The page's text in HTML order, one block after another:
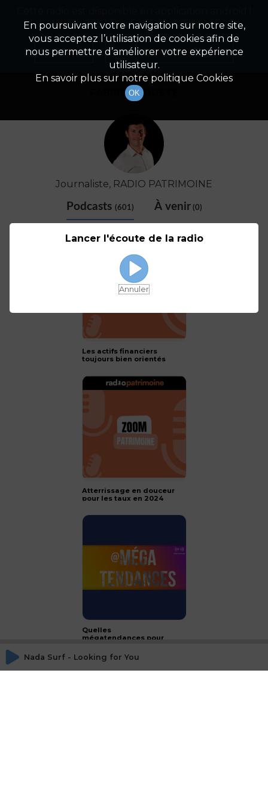
Détail De L'animateur
FABRICE COUSTE
Journaliste, RADIO PATRIMOINE
Podcasts (601) À venir(0)
Les actifs financiers
toujours bien orientés
Atterrissage en douceur
pour les taux en 2024
Quelles
mégatendances pour
Nada Surf - Looking for You
En poursuivant votre navigation sur notre site,
vous acceptez l’utilisation de cookies afin de
nous permettre d’améliorer votre expérience
utilisateur.
En savoir plus sur notre politique Cookies
OK
Appuyez ci-dessous pour l'installer.
Non merci Télécharger l'application
Lancer l'écoute de la radio
Annuler